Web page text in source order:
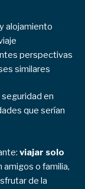
alojamiento
perspectivas
similares
en
que serían
viajar solo
amigos o familia,
de la